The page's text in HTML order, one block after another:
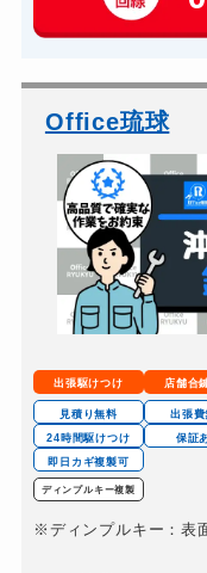
玄関カギ交換
バイクカギ開け
バイクカギ作成
スーツケースカギ
金庫カギ開け
ロッカーカギ
ドアノブカギ
ドアノブカギ
Office琉球
出張駆けつけ 店舗合
見積り無料 出張費
24時間駆けつけ
保証
即日カギ複製可
ディンプルキー複製
※ディンプルキー：表